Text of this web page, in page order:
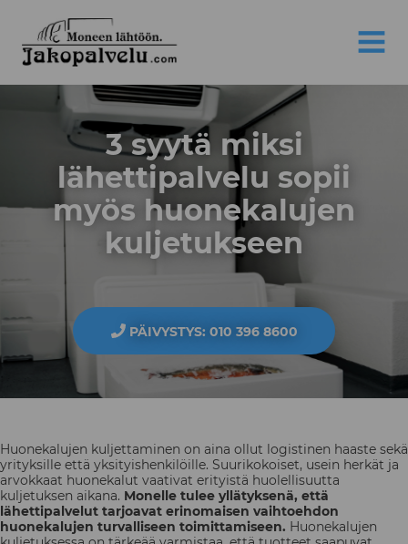
Jakopalvelu
MENU
3 syytä miksi
lähettipalvelu sopii
myös huonekalujen
kuljetukseen
PÄIVYSTYS: 010 396 8600
Huonekalujen kuljettaminen on aina ollut logistinen haaste sekä
yrityksille että yksityishenkilöille. Suurikokoiset, usein herkät ja
arvokkaat huonekalut vaativat erityistä huolellisuutta
kuljetuksen aikana. Monelle tulee yllätyksenä, että
lähettipalvelut tarjoavat erinomaisen vaihtoehdon
huonekalujen turvalliseen toimittamiseen. Huonekalujen